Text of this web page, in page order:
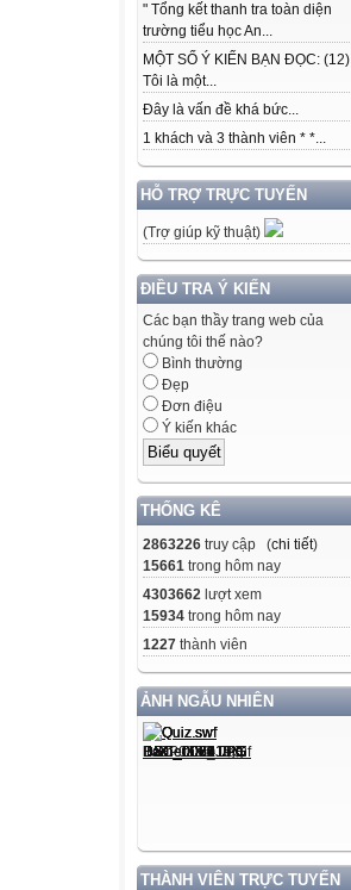
" Tổng kết thanh tra toàn diện
trường tiểu học An...
MỘT SỐ Ý KIẾN BẠN ĐỌC: (12)
Tôi là một...
Đây là vấn đề khá bức...
1 khách và 3 thành viên * *...
HỖ TRỢ TRỰC TUYẾN
(Trợ giúp kỹ thuật)
ĐIỀU TRA Ý KIẾN
Các bạn thầy trang web của
chúng tôi thế nào?
Bình thường
Đẹp
Đơn điệu
Ý kiến khác
THỐNG KÊ
2863226 truy cập (chi tiết)
15661 trong hôm nay
4303662 lượt xem
15934 trong hôm nay
1227 thành viên
ẢNH NGẪU NHIÊN
THÀNH VIÊN TRỰC TUYẾN